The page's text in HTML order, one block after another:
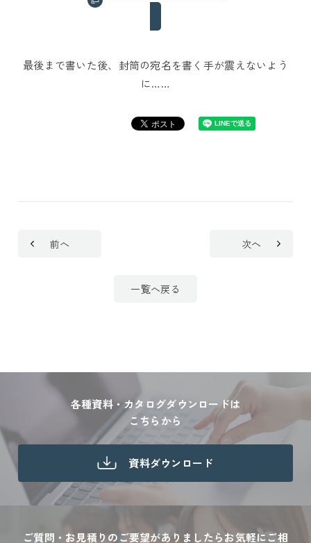
最後まで書いた後、封筒の宛名を書く手が震えないよう
に……
前へ
一覧へ戻る
次へ
各種資料・カタログダウンロードは
こちらから
資料ダウンロード
ご質問・お見積りのご要望がありましたらお気軽にご相